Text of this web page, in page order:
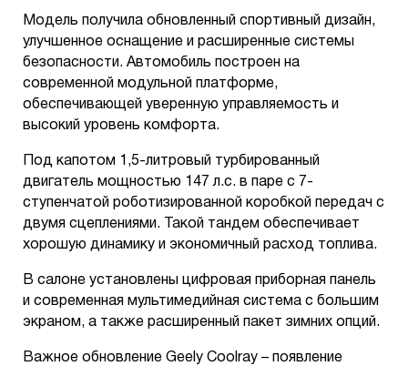
Модель получила обновленный спортивный дизайн,
улучшенное оснащение и расширенные системы
безопасности. Автомобиль построен на
современной модульной платформе,
обеспечивающей уверенную управляемость и
высокий уровень комфорта.
Под капотом 1,5-литровый турбированный
двигатель мощностью 147 л.с. в паре с 7-
ступенчатой роботизированной коробкой передач с
двумя сцеплениями. Такой тандем обеспечивает
хорошую динамику и экономичный расход топлива.
В салоне установлены цифровая приборная панель
и современная мультимедийная система с большим
экраном, а также расширенный пакет зимних опций.
Важное обновление Geely Coolray – появление